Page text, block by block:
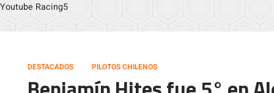
Youtube Racing5
DESTACADOS PILOTOS CHILENOS